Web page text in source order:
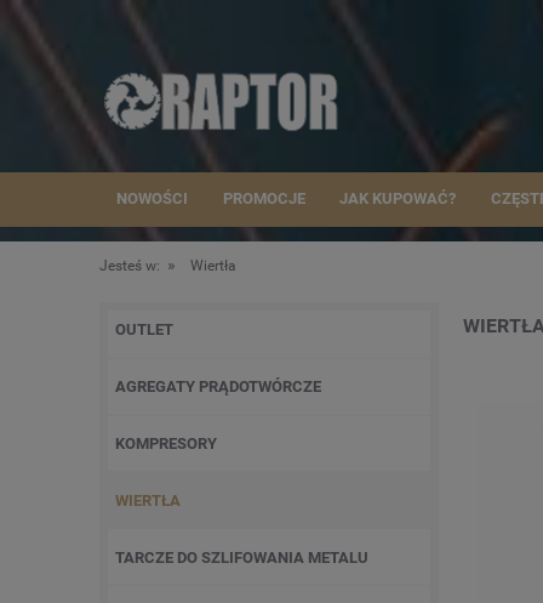
NOWOŚCI PROMOCJE JAK KUPOWAĆ?
Jesteś w: » Wiertła
OUTLET
AGREGATY PRĄDOTWÓRCZE
KOMPRESORY
WIERTŁA
TARCZE DO SZLIFOWANIA METALU